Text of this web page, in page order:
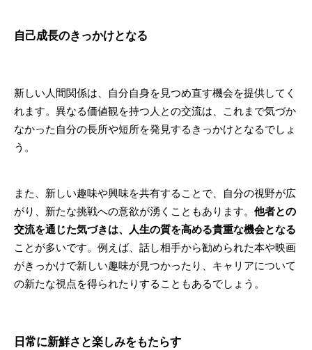
自己成長のきっかけとなる
新しい人間関係は、自分自身を見つめ直す機会を提供してく
れます。異なる価値観を持つ人との交流は、これまで気づか
なかった自分の長所や短所を発見するきっかけとなるでしょ
う。
また、新しい趣味や興味を共有することで、自分の視野が広
がり、新たな挑戦への意欲が湧くこともあります。 他者との
交流を通じた気づきは、人生の質を高める貴重な機会となる
ことが多いです。例えば、話し相手から勧められた本や映画
がきっかけで新しい趣味が見つかったり、キャリアについて
の新たな視点を得られたりすることもあるでしょう。
日常に新鮮さと楽しみをもたらす